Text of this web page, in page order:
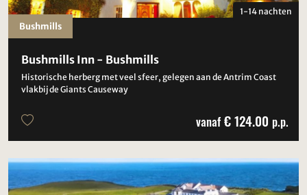
Bushmills Inn - Bushmills
Historische herberg met veel sfeer, gelegen aan de Antrim Coast
vlakbij de Giants Causeway
1-14 nachten
vanaf € 124.00 p.p.
Bushmills